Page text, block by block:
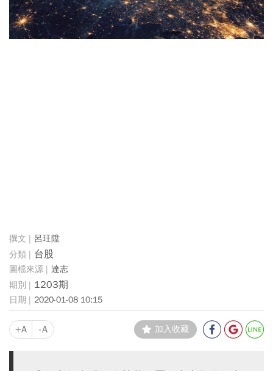
呂玨陞
台股
達志
1203期
2020-01-08 10:15
+A -A 加入收藏